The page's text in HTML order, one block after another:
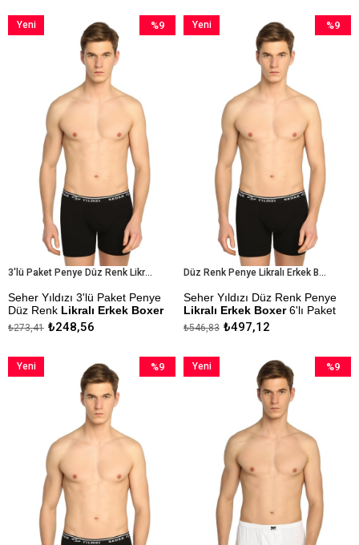
Desen Olduğu İçin Stok
Durumunu Göre Gönderim
Kapıda Ödeme Seçeneği
3'lü Paket Penye Düz Renk Likralı Erkek Boxer
Seher Yıldızı 3'lü Paket Penye
Düz Renk Likralı Erkek Boxer
Kapıda Ödeme Seçeneği
₺248,56
₺273,41
%9
Yeni
Düz Renk Penye Likralı Erkek Boxer 6'lı Paket
Seher Yıldızı Düz Renk Penye
Likralı Erkek Boxer6'lı Paket
Kapıda Ödeme Seçeneği
₺497,12
₺546,83
%9
Yeni
%9
Yeni
%9
Yeni